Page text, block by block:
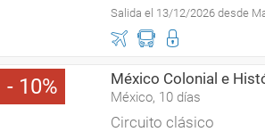
Salida el 13/12/2026 desde
10 México Colonial e
México, 10 días
Circuito clásico